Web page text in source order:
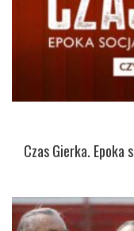
Czas Gierka.